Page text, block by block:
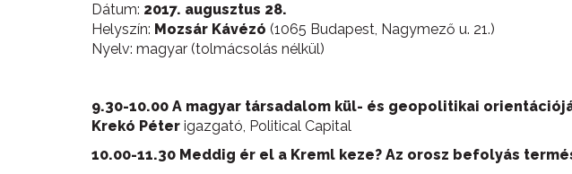
Dátum: 2017. augusztus 28.
Helyszín: Mozsár Kávézó (1065 Budapest, Nagymező u. 21.)
Nyelv: magyar (tolmácsolás nélkül)
9.30-10.00 A magyar társadalom kül- és geopolitikai
Krekó Péter igazgató, Political Capital
10.00-11.30 Meddig ér el a Kreml keze? Az orosz befolyás